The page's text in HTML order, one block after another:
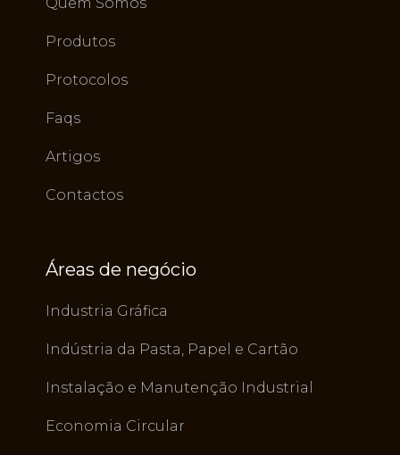
Produtos
Protocolos
Faqs
Artigos
Contactos
Áreas de negócio
Industria Gráfica
Indústria da Pasta, Papel e Cartão
Instalação e Manutenção Industrial
Economia Circular